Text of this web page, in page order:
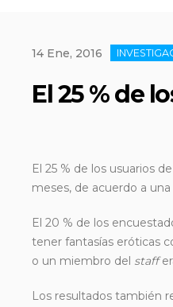
14 Ene, 2016
El 25 % de
El 25 % de los usuarios
meses, de acuerdo a
El 20 % de los
tener fantasías eróticas
o un miembro del staff
Los resultados también